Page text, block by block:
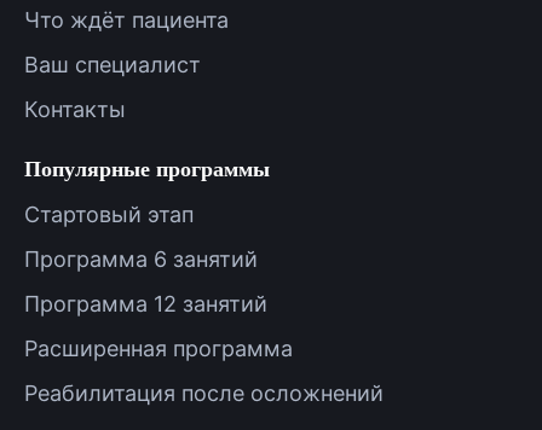
Что ждёт пациента
Ваш специалист
Контакты
Популярные программы
Стартовый этап
Программа 6 занятий
Программа 12 занятий
Расширенная программа
Реабилитация после осложнений